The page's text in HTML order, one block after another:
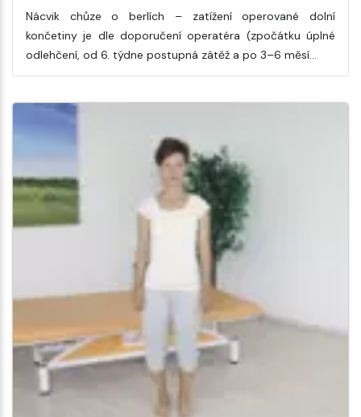
Nácvik chůze o berlích – zatížení operované dolní
končetiny je dle doporučení operatéra (zpočátku úplné
odlehčení, od 6. týdne postupná zátěž a po 3–6 měsí…